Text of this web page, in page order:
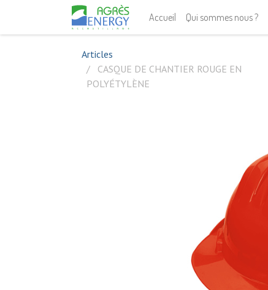
Accueil Qui sommes nous ?
Articles
CASQUE DE CHANTIER ROUGE EN
POLYÉTYLÈNE